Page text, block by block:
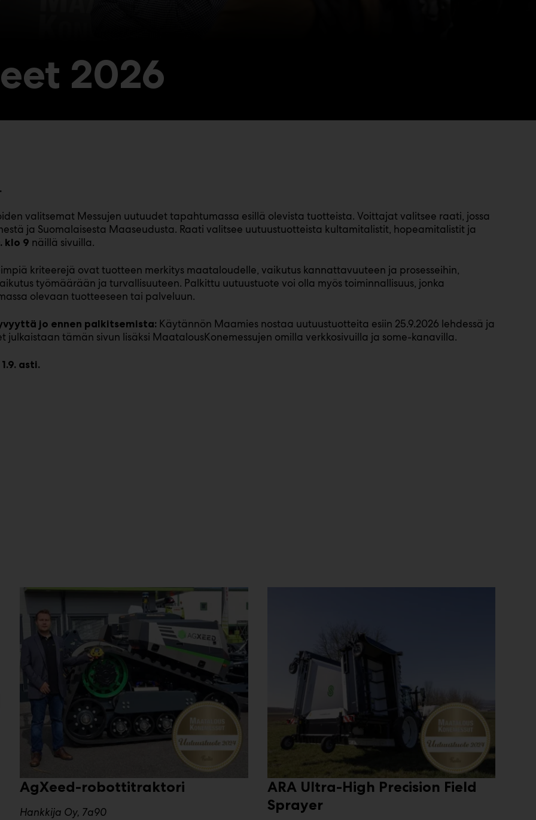
2026
valitsemat Messujen uutuudet tapahtumassa esillä olevista tuotteista. Voittajat valitsee raati, jossa
ja Suomalaisesta Maaseudusta. Raati valitsee uutuustuotteista kultamitalistit, hopeamitalistit ja
klo 9 näillä sivuilla.
kriteerejä ovat tuotteen merkitys maataloudelle, vaikutus kannattavuuteen ja prosesseihin,
työmäärään ja turvallisuuteen. Palkittu uutuustuote voi olla myös toiminnallisuus, jonka
olevaan tuotteeseen tai palveluun.
jo ennen palkitsemista: Käytännön Maamies nostaa uutuustuotteita esiin 25.9.2026 lehdessä ja
julkaistaan tämän sivun lisäksi MaatalousKonemessujen omilla verkkosivuilla ja some-kanavilla.
asti.
AgXeed-robottitraktori
Hankkija Oy, 7a90
ARA Ultra-High Precision Field
Sprayer